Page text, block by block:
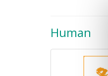
Human